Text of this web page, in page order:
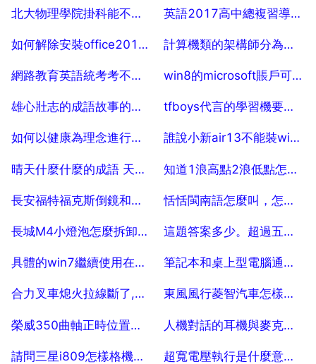
2025-07-19 2025-07-19
北大物理學院掛科能不能保研
2025-07-19
英語2017高中總複習導與練課時集訓答案
2025-07-19
如何解除安裝office2013安裝office2016
2025-07-19
計算機類的架構師分為多少種啊？
2025-07-19
網路教育英語統考考不過怎麼辦？求高手指點！
2025-07-19
win8的microsoft賬戶可以作為電腦使用者登入系統？這個賬戶有什麼作用？？
2025-07-19
雄心壯志的成語故事的縮寫50字
2025-07-19
tfboys代言的學習機要多少錢
2025-07-19
如何以健康為理念進行高職體育改革
2025-07-19
誰說小新air13不能裝win7
2025-07-19
晴天什麼什麼的成語 天氣好的
2025-07-19
知道1浪高點2浪低點怎樣算出3浪高點和4浪低點
2025-07-19
長安福特福克斯倒鏡和門窗是怎樣控制的
2025-07-19
恬恬閩南語怎麼叫，怎麼讀
2025-07-19
長城M4小燈泡怎麼拆卸，和遠光燈一起的，在遠光燈下面位置
2025-07-19
這題答案多少。超過五分鐘知道答案的智商堪憂。
2025-07-19
具體的win7繼續使用在Win7優化大師的哪個選項內？ 5
2025-07-19
筆記本和桌上型電腦通過網線連線
2025-07-19
合力叉車熄火拉線斷了,怎樣把車子熄火
2025-07-19
東風風行菱智汽車怎樣調怠速
2025-07-19
榮威350曲軸正時位置是一缸上止點嗎
2025-07-19
人機對話的耳機與麥克風怎樣裝上去？
2025-07-19
請問三星i809怎樣格機啊？ 超寬電壓執行是什麼意思，寬電壓設計是什麼意思